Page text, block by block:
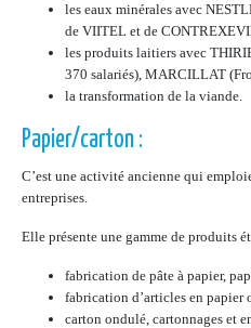
les eaux minérales avec
de VIITEL et de
les produits laitiers avec
370 salariés), MARCILLAT
la transformation de la viande.
Papier/carton :
C’est une activité ancienne qui
entreprises.
Elle présente une gamme de produits
fabrication de pâte à papier,
fabrication d’articles en papier
carton ondulé, cartonnages et